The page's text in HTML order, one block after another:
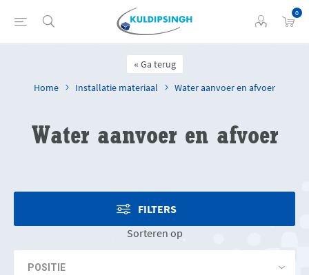
0
Ga terug
Home
Installatie materiaal Water aanvoer en afvoer
Water aanvoer en afvoer
FILTERS
Sorteren op